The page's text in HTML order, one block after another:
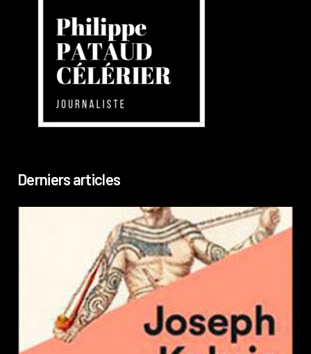
Derniers articles